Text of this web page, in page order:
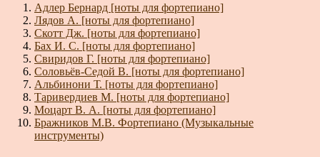
Адлер Бернард [ноты для фортепиано]
Лядов А. [ноты для фортепиано]
Скотт Дж. [ноты для фортепиано]
Бах И. С. [ноты для фортепиано]
Свиридов Г. [ноты для фортепиано]
Соловьёв-Седой В. [ноты для фортепиано]
Альбинони Т. [ноты для фортепиано]
Таривердиев М. [ноты для фортепиано]
Моцарт В. А. [ноты для фортепиано]
Бражников М.В. Фортепиано (Музыкальные
инструменты)